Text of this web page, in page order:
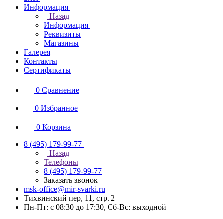
Информация
Назад
Информация
Реквизиты
Магазины
Галерея
Контакты
Сертификаты
0 Сравнение
0 Избранное
0 Корзина
8 (495) 179-99-77
Назад
Телефоны
8 (495) 179-99-77
Заказать звонок
msk-office@mir-svarki.ru
Тихвинский пер, 11, стр. 2
Пн-Пт: с 08:30 до 17:30, Сб-Вс: выходной